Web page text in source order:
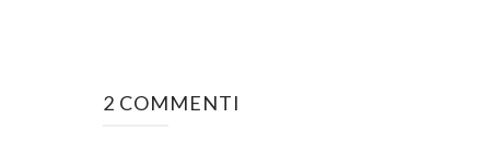
2 COMMENTI